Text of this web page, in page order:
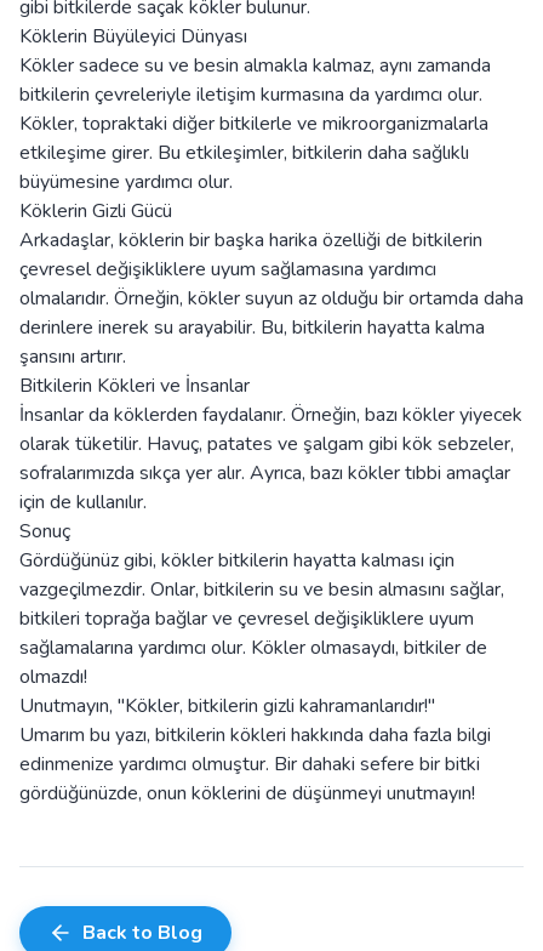
gibi bitkilerde saçak kökler bulunur.
Köklerin Büyüleyici Dünyası
Kökler sadece su ve besin almakla kalmaz, aynı zamanda
bitkilerin çevreleriyle iletişim kurmasına da yardımcı olur.
Kökler, topraktaki diğer bitkilerle ve mikroorganizmalarla
etkileşime girer. Bu etkileşimler, bitkilerin daha sağlıklı
büyümesine yardımcı olur.
Köklerin Gizli Gücü
Arkadaşlar, köklerin bir başka harika özelliği de bitkilerin
çevresel değişikliklere uyum sağlamasına yardımcı
olmalarıdır. Örneğin, kökler suyun az olduğu bir ortamda daha
derinlere inerek su arayabilir. Bu, bitkilerin hayatta kalma
şansını artırır.
Bitkilerin Kökleri ve İnsanlar
İnsanlar da köklerden faydalanır. Örneğin, bazı kökler yiyecek
olarak tüketilir. Havuç, patates ve şalgam gibi kök sebzeler,
sofralarımızda sıkça yer alır. Ayrıca, bazı kökler tıbbi amaçlar
için de kullanılır.
Sonuç
Gördüğünüz gibi, kökler bitkilerin hayatta kalması için
vazgeçilmezdir. Onlar, bitkilerin su ve besin almasını sağlar,
bitkileri toprağa bağlar ve çevresel değişikliklere uyum
sağlamalarına yardımcı olur. Kökler olmasaydı, bitkiler de
olmazdı!
Unutmayın, "Kökler, bitkilerin gizli kahramanlarıdır!"
Umarım bu yazı, bitkilerin kökleri hakkında daha fazla bilgi
edinmenize yardımcı olmuştur. Bir dahaki sefere bir bitki
gördüğünüzde, onun köklerini de düşünmeyi unutmayın!
Back to Blog